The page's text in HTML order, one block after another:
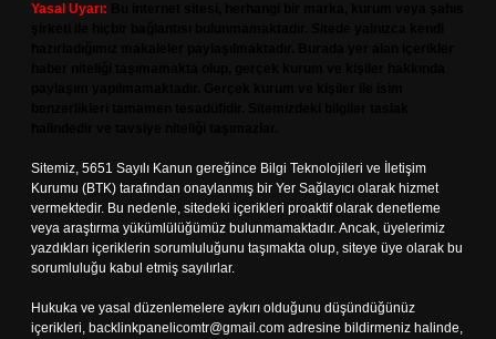
Yasal Uyarı:
Sitemiz, 5651 Sayılı Kanun gereğince Bilgi Teknolojileri ve İletişim
Kurumu (BTK) tarafından onaylanmış bir Yer Sağlayıcı olarak hizmet
vermektedir. Bu nedenle, sitedeki içerikleri proaktif olarak denetleme
veya araştırma yükümlülüğümüz bulunmamaktadır. Ancak, üyelerimiz
yazdıkları içeriklerin sorumluluğunu taşımakta olup, siteye üye olarak bu
sorumluluğu kabul etmiş sayılırlar.
Hukuka ve yasal düzenlemelere aykırı olduğunu düşündüğünüz
içerikleri, backlinkpanelicomtr@gmail.com adresine bildirmeniz halinde,